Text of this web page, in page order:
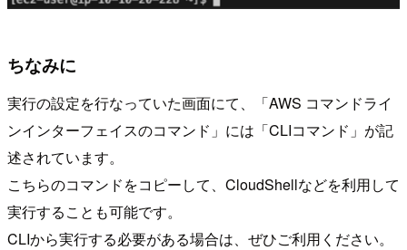
ちなみに
実行の設定を行なっていた画面にて、「AWS コマンドライ
ンインターフェイスのコマンド」には「CLIコマンド」が記
述されています。
こちらのコマンドをコピーして、CloudShellなどを利用して
実行することも可能です。
CLIから実行する必要がある場合は、ぜひご利用ください。